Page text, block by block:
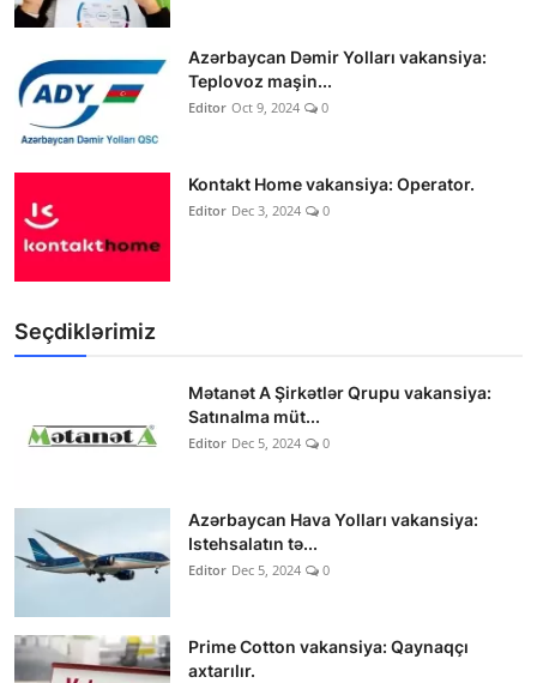
Azərbaycan Dəmir Yolları vakansiya:
Teplovoz maşin...
Editor Oct 9, 2024 0
Kontakt Home vakansiya: Operator.
Editor Dec 3, 2024 0
Seçdiklərimiz
Mətanət A Şirkətlər Qrupu vakansiya:
Satınalma müt...
Editor Dec 5, 2024 0
Azərbaycan Hava Yolları vakansiya:
Istehsalatın tə...
Editor Dec 5, 2024 0
Prime Cotton vakansiya: Qaynaqçı
axtarılır.